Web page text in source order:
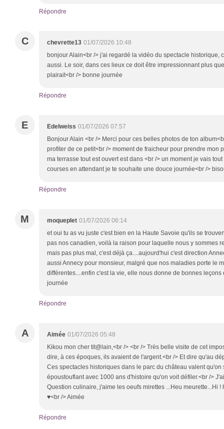
Répondre
C chevrette13 01/07/2026 10:48
bonjour Alain<br /> j'ai regardé la vidéo du spectacle historique,
aussi. Le soir, dans ces lieux ce doit être impressionnant plus
plairait<br /> bonne journée
Répondre
E Edelweiss 01/07/2026 07:57
Bonjour Alain <br /> Merci pour ces belles photos de ton
profiter de ce petit<br /> moment de fraicheur pour prendre mon
ma terrasse tout est ouvert est dans <br /> un moment je vais
courses en attendant je te souhaite une douce journée<br />
Répondre
M moqueplet 01/07/2026 06:14
et oui tu as vu juste c'est bien en la Haute Savoie qu'ils se
pas nos canadien, voilà la raison pour laquelle nous y sommes
mais pas plus mal, c'est déjà ça....aujourd'hui c'est direction
aussi Annecy pour monsieur, malgré que nos maladies porte le
différentes....enfin c'est la vie, elle nous donne de bonnes
journée
Répondre
A Aimée 01/07/2026 05:48
Kikou mon cher tit@lain,<br /> <br /> Très belle visite de cet
dire, à ces époques, ils avaient de l'argent.<br /> Et dire qu'au
Ces spectacles historiques dans le parc du château valent qu'on
époustouflant avec 1000 ans d'histoire qu'on voit défiler.<br />
Question culinaire, j'aime les oeufs mirettes ...Heu meurette...Hi
♥<br /> Aimée
Répondre